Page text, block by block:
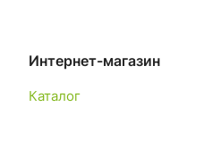
Интернет-магазин
Каталог